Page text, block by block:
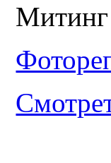
Митинг